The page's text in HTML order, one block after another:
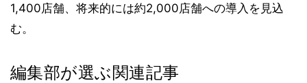
1,400店舗、将来的には約2,000店舗への導入を見込
む。
編集部が選ぶ関連記事